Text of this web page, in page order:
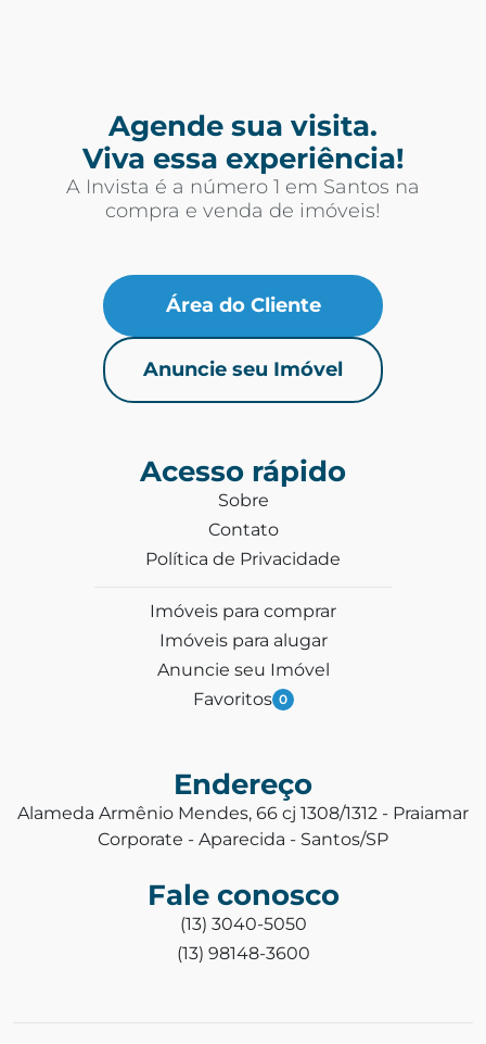
Agende sua visita.
Viva essa experiência!
A Invista é a número 1 em Santos na
compra e venda de imóveis!
Área do Cliente
Anuncie seu Imóvel
Acesso rápido
Sobre
Contato
Política de Privacidade
Imóveis para comprar
Imóveis para alugar
Anuncie seu Imóvel
Favoritos 0
Endereço
Alameda Armênio Mendes, 66 cj 1308/1312 - Praiamar
Corporate - Aparecida - Santos/SP
Fale conosco
(13) 3040-5050
(13) 98148-3600